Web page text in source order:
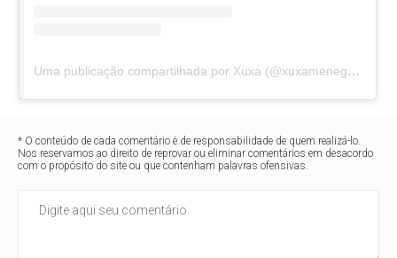
Uma publicação compartilhada por Xuxa (@xuxameneghel)
* O conteúdo de cada comentário é de responsabilidade de quem realizá-lo.
Nos reservamos ao direito de reprovar ou eliminar comentários em desacordo
com o propósito do site ou que contenham palavras ofensivas.